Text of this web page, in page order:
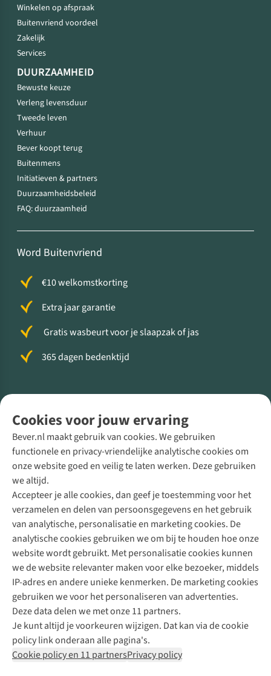
Cookies voor jouw ervaring
Bever.nl maakt gebruik van cookies. We gebruiken
functionele en privacy-vriendelijke analytische cookies om
onze website goed en veilig te laten werken. Deze gebruiken
we altijd.
Accepteer je alle cookies, dan geef je toestemming voor het
verzamelen en delen van persoonsgegevens en het gebruik
van analytische, personalisatie en marketing cookies. De
analytische cookies gebruiken we om bij te houden hoe onze
website wordt gebruikt. Met personalisatie cookies kunnen
we de website relevanter maken voor elke bezoeker, middels
IP-adres en andere unieke kenmerken. De marketing cookies
gebruiken we voor het personaliseren van advertenties.
Deze data delen we met onze 11 partners.
Je kunt altijd je voorkeuren wijzigen. Dat kan via de cookie
policy link onderaan alle pagina's.
Cookie policy en 11 partnersPrivacy policy
Winkelen op afspraak
Buitenvriend voordeel
Zakelijk
Services
DUURZAAMHEID
Bewuste keuze
Verleng levensduur
Tweede leven
Verhuur
Bever koopt terug
Buitenmens
Initiatieven & partners
Duurzaamheidsbeleid
FAQ: duurzaamheid
Word Buitenvriend
€10 welkomstkorting
Extra jaar garantie
Gratis wasbeurt voor je slaapzak of jas
365 dagen bedenktijd
Direct advies van een Buitenexpert
+31 (0)85 888 50 88
+31 6 12 28 49 80
Contactformulier